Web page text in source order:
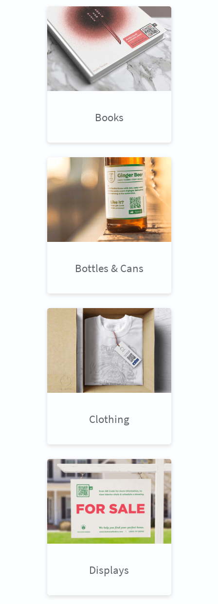
Books
Bottles & Cans
Clothing
Displays